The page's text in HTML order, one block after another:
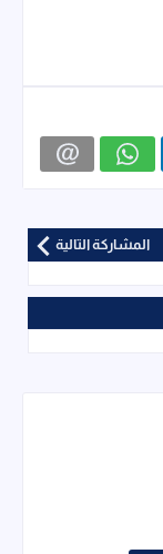
المشاركة التالية